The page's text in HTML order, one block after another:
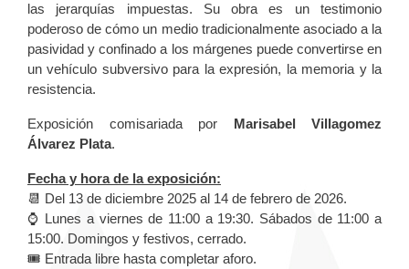
las jerarquías impuestas. Su obra es un testimonio
poderoso de cómo un medio tradicionalmente asociado a la
pasividad y confinado a los márgenes puede convertirse en
un vehículo subversivo para la expresión, la memoria y la
resistencia.
Exposición comisariada por Marisabel Villagomez
Álvarez Plata.
Fecha y hora de la exposición:
📆 Del 13 de diciembre 2025 al 14 de febrero de 2026.
⌚ Lunes a viernes de 11:00 a 19:30. Sábados de 11:00 a
15:00. Domingos y festivos, cerrado.
🎟️ Entrada libre hasta completar aforo.